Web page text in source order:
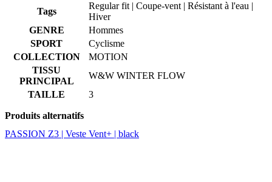
Tags
Regular fit | Coupe-vent | Résistant à l'eau |
Hiver
GENRE
Hommes
SPORT
Cyclisme
COLLECTION
MOTION
TISSU
PRINCIPAL
W&W WINTER FLOW
TAILLE
3
Produits alternatifs
PASSION Z3 | Veste Vent+ | black